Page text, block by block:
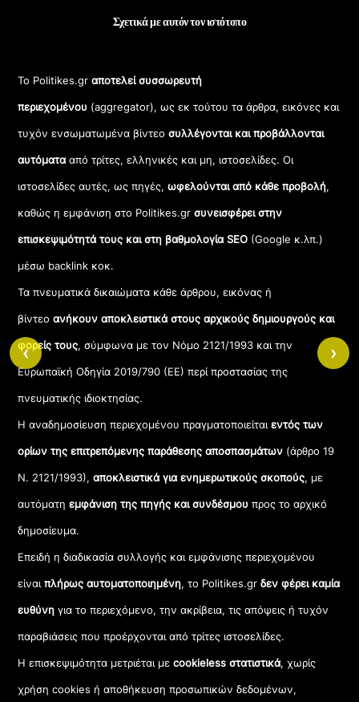
Σχετικά με αυτόν τον ιστότοπο
Το Politikes.grαποτελεί συσσωρευτή
περιεχομένου (aggregator), ως εκ τούτου τα άρθρα, εικόνες και
τυχόν ενσωματωμένα βίντεοσυλλέγονται και προβάλλονται
αυτόματααπό τρίτες, ελληνικές και μη, ιστοσελίδες. Οι
ιστοσελίδες αυτές, ως πηγές,ωφελούνται από κάθε προβολή,
καθώς η εμφάνιση στο Politikes.gr συνεισφέρει στην
επισκεψιμότητά τους και στη βαθμολογία SEO (Google κ.λπ.)
μέσω backlink κοκ.
Τα πνευματικά δικαιώματα κάθε άρθρου, εικόνας ή
βίντεοανήκουν αποκλειστικά στους αρχικούς δημιουργούς και
φορείς τους, σύμφωνα με τον Νόμο 2121/1993 και την
Ευρωπαϊκή Οδηγία 2019/790 (ΕΕ) περί προστασίας της
πνευματικής ιδιοκτησίας.
Η αναδημοσίευση περιεχομένου πραγματοποιείταιεντός των
ορίων της επιτρεπόμενης παράθεσης αποσπασμάτων (άρθρο 19
Ν. 2121/1993), αποκλειστικά για ενημερωτικούς σκοπούς, με
αυτόματηεμφάνιση της πηγής και συνδέσμου προς το αρχικό
δημοσίευμα.
Επειδή η διαδικασία συλλογής και εμφάνισης περιεχομένου
είναιπλήρως αυτοματοποιημένη, το Politikes.grδεν φέρει καμία
ευθύνη για το περιεχόμενο, την ακρίβεια, τις απόψεις ή τυχόν
παραβιάσεις που προέρχονται από τρίτες ιστοσελίδες.
Η επισκεψιμότητα μετριέται μεcookieless στατιστικά, χωρίς
χρήση cookies ή αποθήκευση προσωπικών δεδομένων,
‹ ›